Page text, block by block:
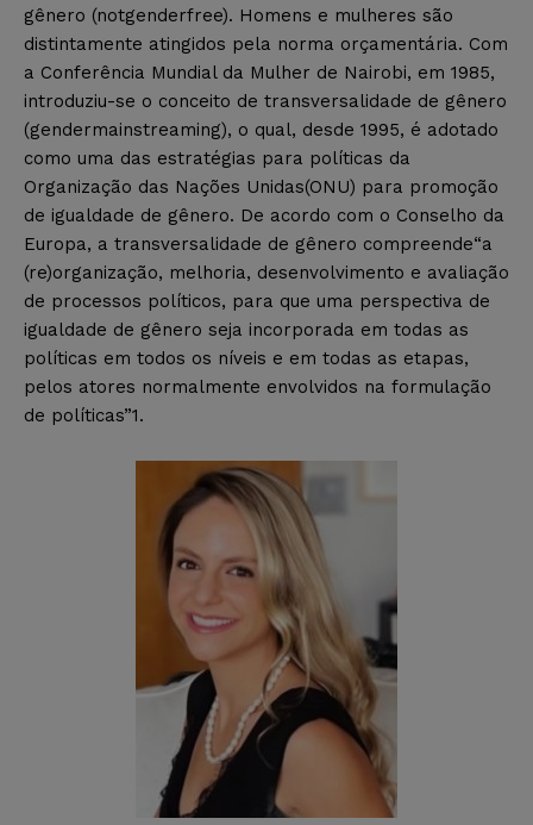
gênero (notgenderfree). Homens e mulheres são
distintamente atingidos pela norma orçamentária. Com
a Conferência Mundial da Mulher de Nairobi, em 1985,
introduziu-se o conceito de transversalidade de gênero
(gendermainstreaming), o qual, desde 1995, é adotado
como uma das estratégias para políticas da
Organização das Nações Unidas(ONU) para promoção
de igualdade de gênero. De acordo com o Conselho da
Europa, a transversalidade de gênero compreende“a
(re)organização, melhoria, desenvolvimento e avaliação
de processos políticos, para que uma perspectiva de
igualdade de gênero seja incorporada em todas as
políticas em todos os níveis e em todas as etapas,
pelos atores normalmente envolvidos na formulação
de políticas”1.